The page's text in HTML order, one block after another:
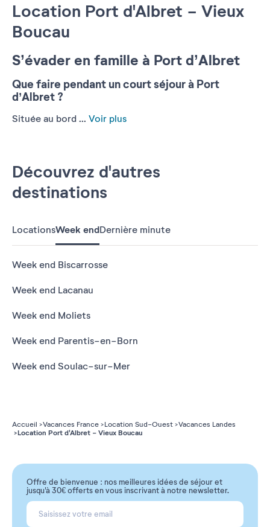
Location Port d'Albret - Vieux
Boucau
S’évader en famille à Port d’Albret
Que faire pendant un court séjour à Port
d’Albret ?
Située au bord ... Voir plus
Découvrez d'autres
destinations
LocationsWeek endDernière minute
Week end Biscarrosse
Week end Lacanau
Week end Moliets
Week end Parentis-en-Born
Week end Soulac-sur-Mer
Accueil Vacances France Location Sud-Ouest Vacances Landes
Location Port d'Albret - Vieux Boucau
Offre de bienvenue : nos meilleures idées de séjour et
jusqu'à 30€ offerts en vous inscrivant à notre newsletter.